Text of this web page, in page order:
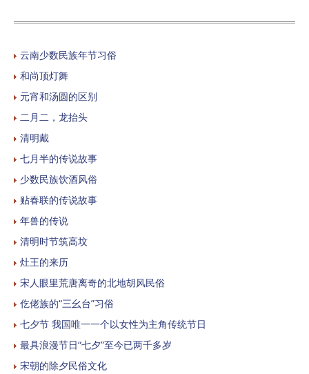
云南少数民族年节习俗
和尚顶灯舞
元宵和汤圆的区别
二月二，龙抬头
清明戴
七月半的传说故事
少数民族饮酒风俗
贴春联的传说故事
年兽的传说
清明时节筑高坟
灶王的来历
宋人眼里荒唐离奇的北地胡风民俗
仡佬族的“三幺台”习俗
七夕节 我国唯一一个以女性为主角传统节日
最具浪漫节日“七夕”至今已两千多岁
宋朝的除夕民俗文化